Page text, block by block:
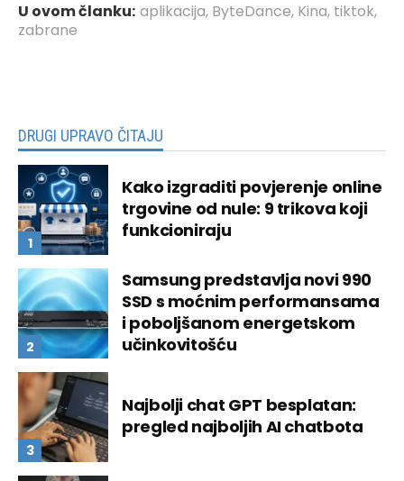
U ovom članku: aplikacija, ByteDance, Kina, tiktok,
zabrane
DRUGI UPRAVO ČITAJU
Kako izgraditi povjerenje online
trgovine od nule: 9 trikova koji
funkcioniraju
Samsung predstavlja novi 990
SSD s moćnim performansama
i poboljšanom energetskom
učinkovitošću
Najbolji chat GPT besplatan:
pregled najboljih AI chatbota